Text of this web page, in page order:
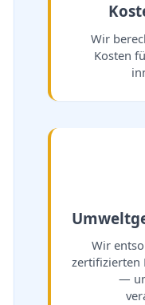
Wir
Kosten
Wir
zertifizierten
—